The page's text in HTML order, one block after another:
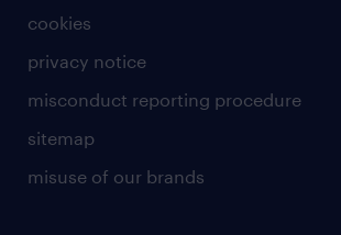
cookies
privacy notice
misconduct reporting procedure
sitemap
misuse of our brands